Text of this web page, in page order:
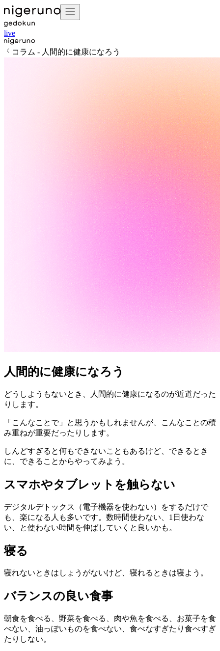
live
コラム - 人間的に健康になろう
人間的に健康になろう
どうしようもないとき、人間的に健康になるのが近道だった
りします。
「こんなことで」と思うかもしれませんが、こんなことの積
み重ねが重要だったりします。
しんどすぎると何もできないこともあるけど、できるとき
に、できることからやってみよう。
スマホやタブレットを触らない
デジタルデトックス（電子機器を使わない）をするだけで
も、楽になる人も多いです。数時間使わない、1日使わな
い、と使わない時間を伸ばしていくと良いかも。
寝る
寝れないときはしょうがないけど、寝れるときは寝よう。
バランスの良い食事
朝食を食べる、野菜を食べる、肉や魚を食べる、お菓子を食
べない、油っぽいものを食べない、食べなすぎたり食べすぎ
たりしない。